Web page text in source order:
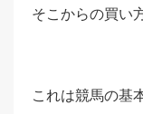
そこからの買い
これは競馬の基